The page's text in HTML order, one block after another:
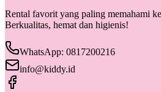
Rental favorit yang paling memahami
Berkualitas, hemat dan higienis!
WhatsApp: 0817200216
info@kiddy.id